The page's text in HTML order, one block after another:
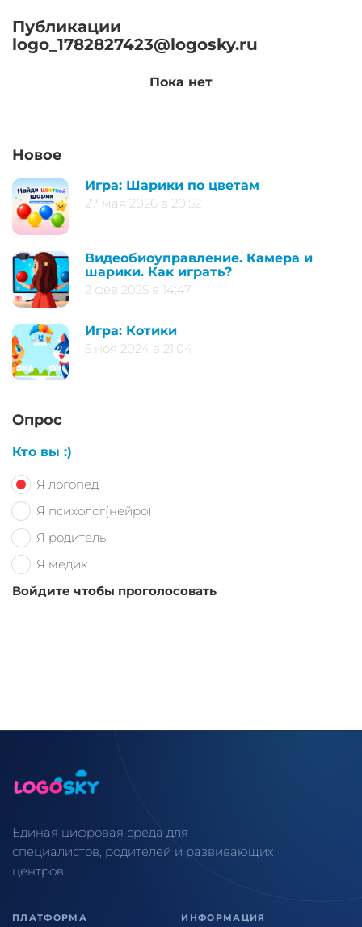
Публикации
logo_1782827423@logosky.ru
Пока нет
Новое
Игра: Шарики по цветам
27 мая 2026 в 20:52
Видеобиоуправление. Камера и
шарики. Как играть?
2 фев 2025 в 14:47
Игра: Котики
5 ноя 2024 в 21:04
Опрос
Кто вы :)
Я логопед
Я психолог(нейро)
Я родитель
Я медик
Войдите чтобы проголосовать
Единая цифровая среда для
специалистов, родителей и развивающих
центров.
ПЛАТФОРМА ИНФОРМАЦИЯ